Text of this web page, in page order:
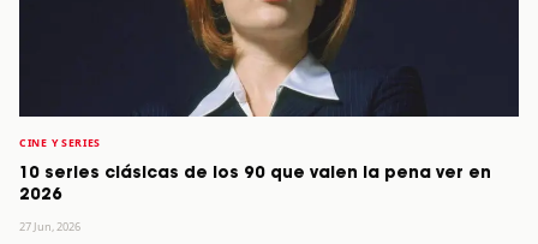
CINE Y SERIES
10 series clásicas de los 90 que valen la pena ver en
2026
27 Jun, 2026